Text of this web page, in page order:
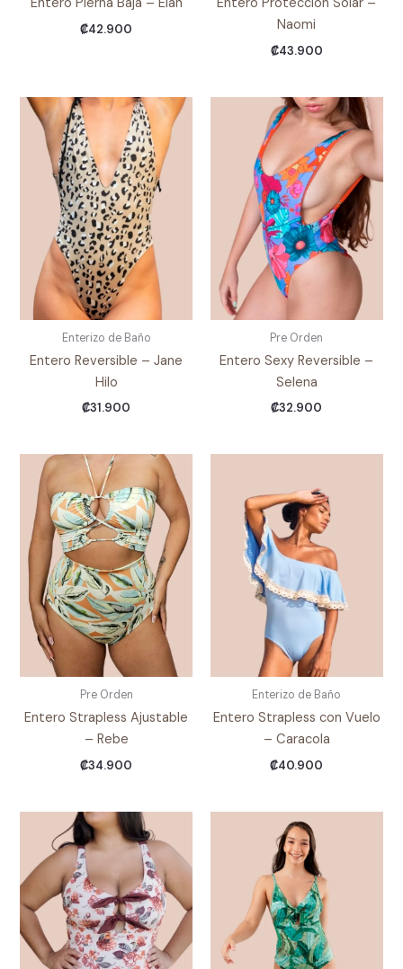
Entero Pierna Baja – Elan
₡42.900
Entero Proteccion Solar –
Naomi
₡43.900
Enterizo de Baño
Entero Reversible – Jane
Hilo
₡31.900
Pre Orden
Entero Sexy Reversible –
Selena
₡32.900
Pre Orden
Entero Strapless Ajustable
– Rebe
₡34.900
Enterizo de Baño
Entero Strapless con Vuelo
– Caracola
₡40.900